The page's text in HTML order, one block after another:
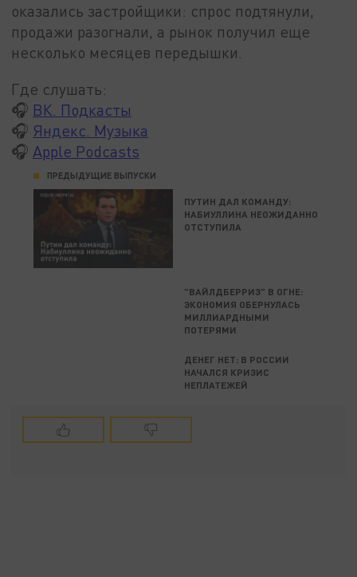
оказались застройщики: спрос подтянули,
продажи разогнали, а рынок получил еще
несколько месяцев передышки.
Где слушать:
🎧 ВК. Подкасты
🎧 Яндекс. Музыка
🎧 Apple Podcasts
ПРЕДЫДУЩИЕ ВЫПУСКИ
ПУТИН ДАЛ КОМАНДУ:
НАБИУЛЛИНА НЕОЖИДАННО
ОТСТУПИЛА
"ВАЙЛДБЕРРИЗ" В ОГНЕ:
ЭКОНОМИЯ ОБЕРНУЛАСЬ
МИЛЛИАРДНЫМИ
ПОТЕРЯМИ
ДЕНЕГ НЕТ: В РОССИИ
НАЧАЛСЯ КРИЗИС
НЕПЛАТЕЖЕЙ